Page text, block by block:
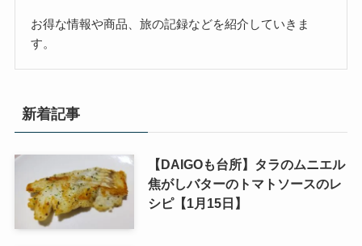
お得な情報や商品、旅の記録などを紹介していきま
す。
新着記事
【DAIGOも台所】タラのムニエル
焦がしバターのトマトソースのレ
シピ【1月15日】